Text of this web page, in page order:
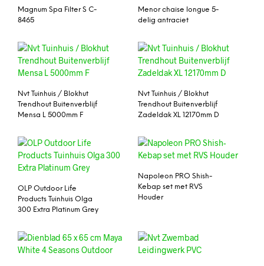
Magnum Spa Filter S C-
8465
Menor chaise longue 5-
delig antraciet
Nvt Tuinhuis / Blokhut
Trendhout Buitenverblijf
Mensa L 5000mm F
Nvt Tuinhuis / Blokhut
Trendhout Buitenverblijf
Zadeldak XL 12170mm D
OLP Outdoor Life
Products Tuinhuis Olga
300 Extra Platinum Grey
Napoleon PRO Shish-
Kebap set met RVS
Houder